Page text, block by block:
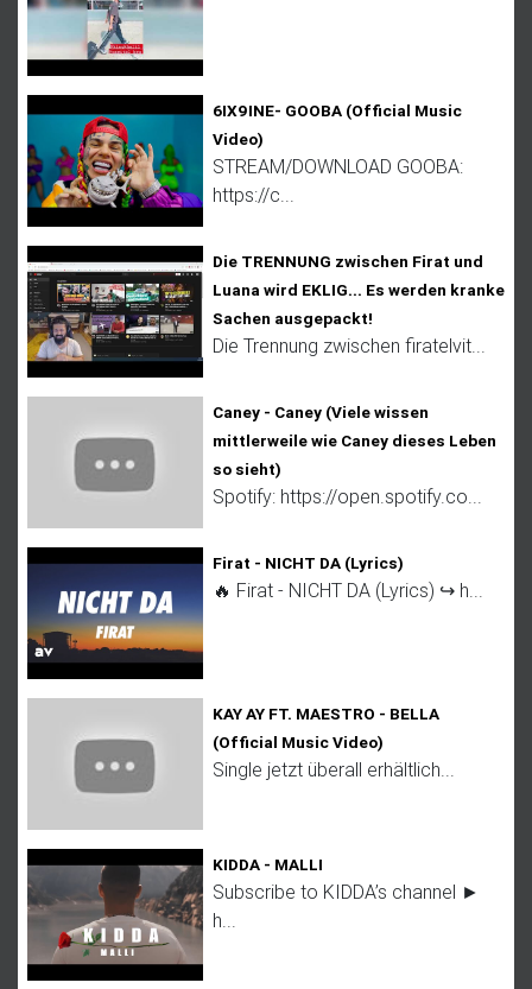
6IX9INE- GOOBA (Official Music
Video)
STREAM/DOWNLOAD GOOBA:
https://c...
Die TRENNUNG zwischen Firat und
Luana wird EKLIG... Es werden kranke
Sachen ausgepackt!
Die Trennung zwischen firatelvit...
Caney - Caney (Viele wissen
mittlerweile wie Caney dieses Leben
so sieht)
Spotify: https://open.spotify.co...
Firat - NICHT DA (Lyrics)
🔥 Firat - NICHT DA (Lyrics) ↪︎ h...
KAY AY FT. MAESTRO - BELLA
(Official Music Video)
Single jetzt überall erhältlich...
KIDDA - MALLI
Subscribe to KIDDA’s channel ►
h...